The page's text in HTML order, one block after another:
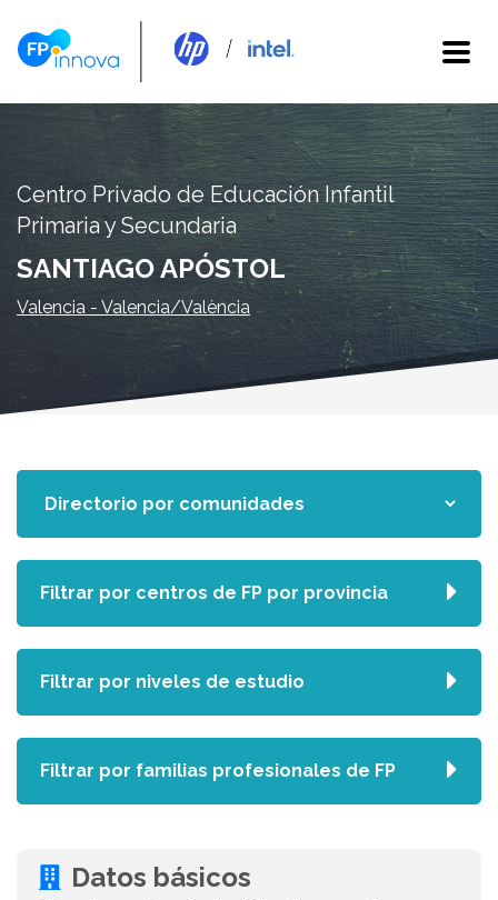
Centro Privado de Educación Infantil
Primaria y Secundaria
SANTIAGO APÓSTOL
Valencia - Valencia/València
Datos básicos
Filtrar por centros de FP por provincia
Filtrar por niveles de estudio
Filtrar por familias profesionales de FP